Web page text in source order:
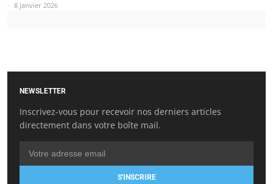
8 janvier 2026
NEWSLETTER
Inscrivez-vous pour recevoir nos derniers articles
directement dans votre boîte mail.
S'INSCRIRE